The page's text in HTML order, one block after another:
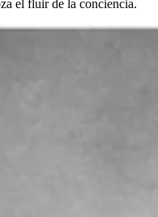
el fluir de la conciencia.